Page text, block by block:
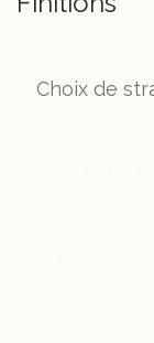
Choix de